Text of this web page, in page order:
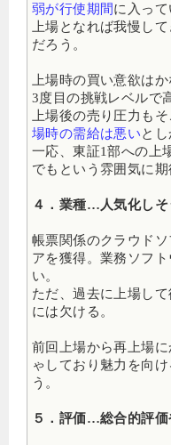
弱が行使期間に入って
上場となれば我慢し
だろう。
上場時の買い意欲は
3度目の挑戦レベルで
上場後の売り圧力も
場時の需給は悪いとし
一応、東証1部への上
でもという雰囲気に期
４．業種…人気化し
帳票関係のクラウド
アを獲得。業務ソフ
い。
ただ、過去に上場し
には欠ける。
前回上場から再上場
ゃしており魅力を向
う。
５．評価…総合的評